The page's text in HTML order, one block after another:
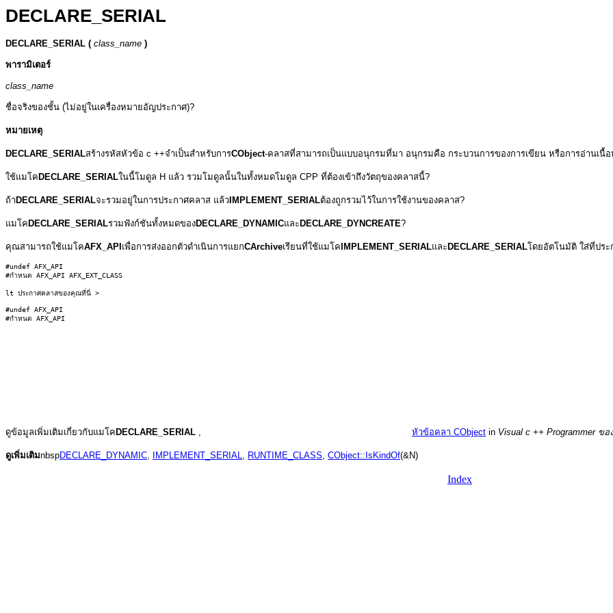
DECLARE_SERIAL
DECLARE_SERIAL ( class_name )
พารามิเตอร์
class_name
ชื่อจริงของชั้น (ไม่อยู่ในเครื่องหมายอัญประกาศ)?
หมายเหตุ
DECLARE_SERIALสร้างรหัสหัวข้อ c ++จำเป็นสำหรับการCObject-คลาสที่สามารถเป็นแบบอนุกรมที่มา อนุกรมคือ กระบวนการของการเขียน หรือการอ่านเนื้
ใช้แมโค DECLARE_SERIALในนี้โมดูล H แล้ว รวมโมดูลนั้นในทั้งหมดโมดูล CPP ที่ต้องเข้าถึงวัตถุของคลาสนี้?
ถ้า DECLARE_SERIALจะรวมอยู่ในการประกาศคลาส แล้ว IMPLEMENT_SERIALต้องถูกรวมไว้ในการใช้งานของคลาส?
แมโค DECLARE_SERIALรวมฟังก์ชันทั้งหมดของDECLARE_DYNAMICและ DECLARE_DYNCREATE?
คุณสามารถใช้แมโคAFX_API เพื่อการส่งออกตัวดำเนินการแยกCArchiveเรียนที่ใช้แมโค IMPLEMENT_SERIALและ DECLARE_SERIALโดยอัตโนมัติ ใส่ที่ปร
#undef AFX_API
#กำหนด AFX_API AFX_EXT_CLASS
lt ประกาศคลาสของคุณที่นี่ >
#undef AFX_API
ดูข้อมูลเพิ่มเติมเกี่ยวกับแมโค DECLARE_SERIAL , หัวข้อคลา CObject in Visual c ++ Programmer ข
ดูเพิ่มเติมnbspDECLARE_DYNAMIC, IMPLEMENT_SERIAL, RUNTIME_CLASS, CObject::IsKindOf(&N)
Index